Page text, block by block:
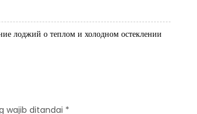
лоджий о теплом и холодном остеклении
wajib ditandai *